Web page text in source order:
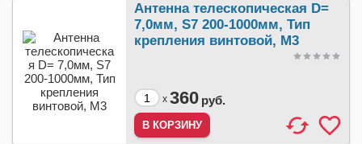
Антенна телескопическая D=
7,0мм, S7 200-1000мм, Тип
крепления винтовой, М3
x 360 руб.